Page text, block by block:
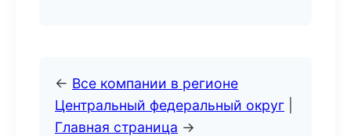
← Все компании в регионе
Центральный федеральный округ
Главная страница →